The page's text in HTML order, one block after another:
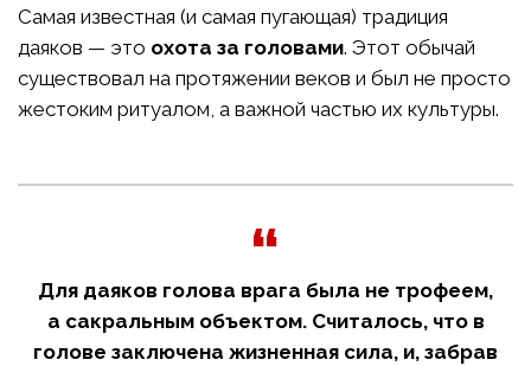
Самая известная (и самая пугающая) традиция
даяков — это охота за головами. Этот обычай
существовал на протяжении веков и был не просто
жестоким ритуалом, а важной частью их культуры.
Для даяков голова врага была не трофеем,
а сакральным объектом. Считалось, что в
голове заключена жизненная сила, и, забрав